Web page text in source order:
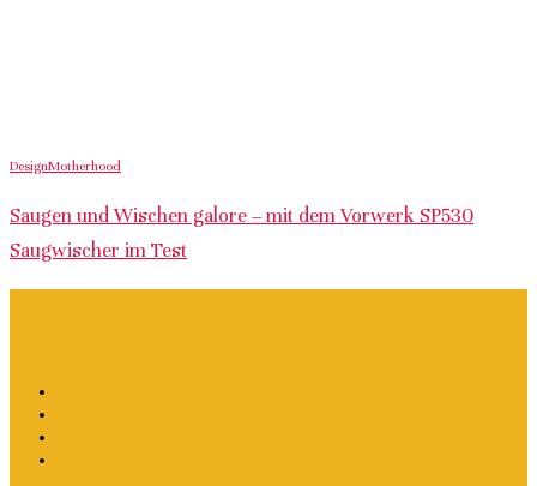
DesignMotherhood
Saugen und Wischen galore – mit dem Vorwerk SP530
Saugwischer im Test